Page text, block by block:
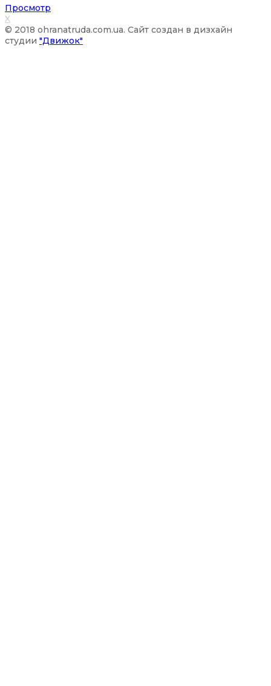
Просмотр
X
© 2018 ohranatruda.com.ua. Сайт создан в дизхайн
студии "Движок"